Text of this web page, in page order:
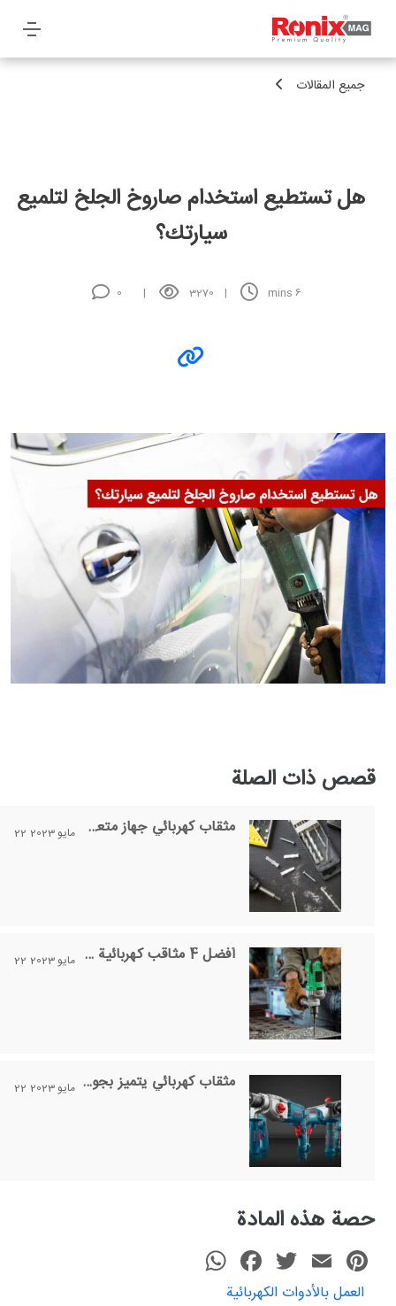
جميع المقالات
هل تستطيع استخدام صاروخ الجلخ لتلميع
سيارتك؟
mins 6
3270
0
قصص ذات الصلة
22 مايو 2023 مثقاب كهربائي جهاز متعدد الاستخدامات في مجالات متنوعة
22 مايو 2023 أفضل 4 مثاقب كهربائية سلكية لعام 2026 – دليل شامل للمقارنة
22 مايو 2023 مثقاب كهربائي يتميز بجودة مثالية
حصة هذه المادة
WhatsApp
Twitter
العمل بالأدوات الكهربائية